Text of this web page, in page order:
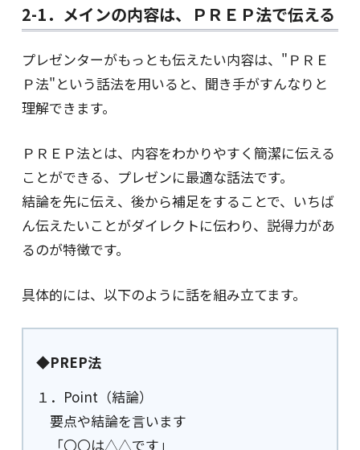
2-1．メインの内容は、ＰＲＥＰ法で伝える
プレゼンターがもっとも伝えたい内容は、"ＰＲＥ
Ｐ法"という話法を用いると、聞き手がすんなりと
理解できます。
ＰＲＥＰ法とは、内容をわかりやすく簡潔に伝える
ことができる、プレゼンに最適な話法です。
結論を先に伝え、後から補足をすることで、いちば
ん伝えたいことがダイレクトに伝わり、説得力があ
るのが特徴です。
具体的には、以下のように話を組み立てます。
◆PREP法
１．Point（結論）
要点や結論を言います
「〇〇は△△です」